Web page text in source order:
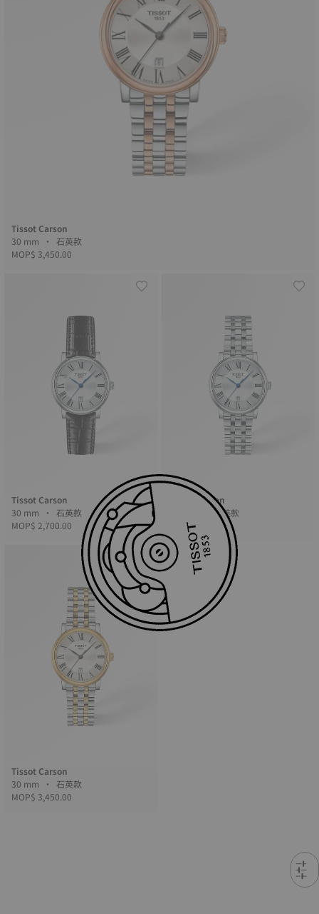
Tissot Carson
30 mm • 石英款
MOP$ 3,450.00
Tissot Carson
30 mm • 石英款
MOP$ 2,700.00
Tissot Carson
30 mm • 石英款
MOP$ 3,050.00
Tissot Carson
30 mm • 石英款
MOP$ 3,450.00